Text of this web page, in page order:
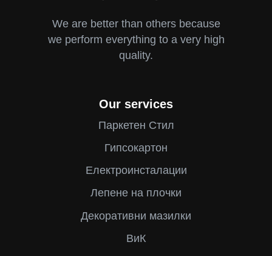
We are better than others because
we perform everything to a very high
quality.
Our services
Паркетен Стил
Гипсокартон
Електроинсталации
Лепене на плочки
Декоративни мазилки
ВиК